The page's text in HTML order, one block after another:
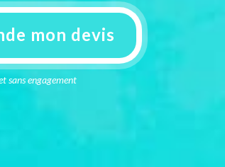
mon devis
sans engagement